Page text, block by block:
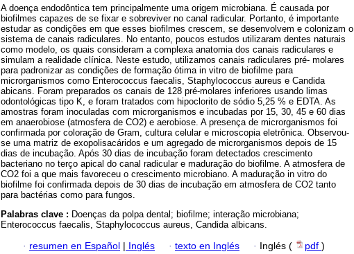
A doença endodôntica tem principalmente uma origem microbiana. É causada por
biofilmes capazes de se fixar e sobreviver no canal radicular. Portanto, é importante
estudar as condições em que esses biofilmes crescem, se desenvolvem e colonizam o
sistema de canais radiculares. No entanto, poucos estudos utilizaram dentes naturais
como modelo, os quais consideram a complexa anatomia dos canais radiculares e
simulam a realidade clínica. Neste estudo, utilizamos canais radiculares pré- molares
para padronizar as condições de formação ótima in vitro de biofilme para
microrganismos como Enterococcus faecalis, Staphylococcus aureus e Candida
abicans. Foram preparados os canais de 128 pré-molares inferiores usando limas
odontológicas tipo K, e foram tratados com hipoclorito de sódio 5,25 % e EDTA. As
amostras foram inoculadas com microrganismos e incubadas por 15, 30, 45 e 60 dias
em anaerobiose (atmosfera de CO2) e aerobiose. A presença de microrganismos foi
confirmada por coloração de Gram, cultura celular e microscopia eletrônica. Observou-
se uma matriz de exopolisacáridos e um agregado de microrganismos depois de 15
dias de incubação. Após 30 dias de incubação foram detectados crescimento
bacteriano no terço apical do canal radicular e maduração do biofilme. A atmosfera de
CO2 foi a que mais favoreceu o crescimento microbiano. A maduração in vitro do
biofilme foi confirmada depois de 30 dias de incubação em atmosfera de CO2 tanto
para bactérias como para fungos.
Palabras clave : Doenças da polpa dental; biofilme; interação microbiana;
Enterococcus faecalis, Staphylococcus aureus, Candida albicans.
· resumen en Español | Inglés · texto en Inglés · Inglés ( pdf )